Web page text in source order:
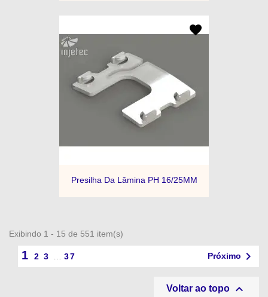
Presilha Da Lâmina PH 16/25MM
Exibindo 1 - 15 de 551 item(s)
1 2 3 37 Próximo 
Voltar ao topo 